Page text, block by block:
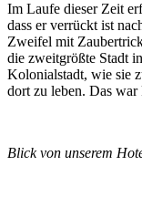
Im Laufe dieser Zeit
dass er verrückt ist
Zweifel mit
die zweitgrößte Stadt
Kolonialstadt, wie sie
dort zu leben. Das war
Blick von unserem